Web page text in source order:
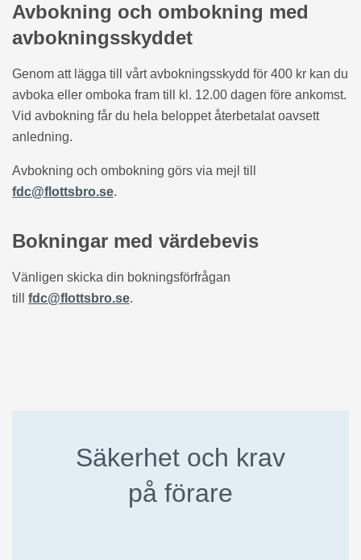
Avbokning och ombokning med
avbokningsskyddet
Genom att lägga till vårt avbokningsskydd för 400 kr kan du
avboka eller omboka fram till kl. 12.00 dagen före ankomst.
Vid avbokning får du hela beloppet återbetalat oavsett
anledning.
Avbokning och ombokning görs via mejl till
fdc@flottsbro.se.
Bokningar med värdebevis
Vänligen skicka din bokningsförfrågan
till fdc@flottsbro.se.
Säkerhet och krav
på förare